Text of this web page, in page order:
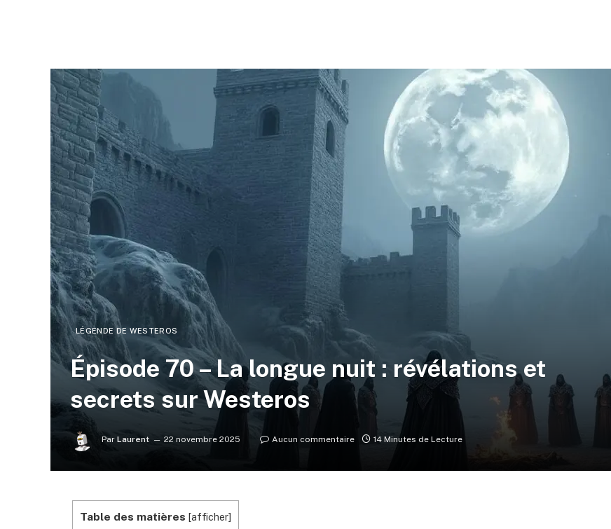
LÉGENDE DE WESTEROS
Épisode 70 – La longue nuit : révélations et
secrets sur Westeros
Par Laurent 22 novembre 2025 Aucun commentaire 14 Minutes de Lecture
Table des matières [afficher]